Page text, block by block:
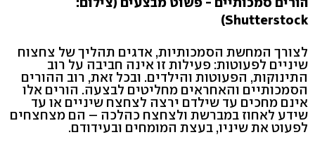
Shutterstock)
לצורך המחשת הסמכותיות, אדגים תהליך של צחצוח
שיניים לפעוטות: פעילות זו אינה חביבה על רוב
התינוקות, הפעוטות והילדים. ובכל זאת, רוב ההורים
הסמכותיים והאחראים מחליטים לבצעה. הורים אלו
אינם מחכים עד שילדם ירצה לצחצח שיניים או עד
שידע לאחוז במברשת ולצחצח כהלכה – הם מצחצחים
לפעוט את שיניו, בעצת המומחים ובעידודם.